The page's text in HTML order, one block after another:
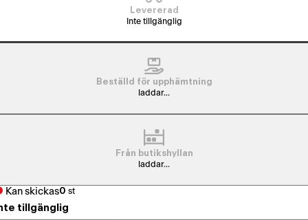
Levererad
Inte tillgänglig
Beställd för upphämtning
laddar...
Från butikshyllan
laddar...
Kan skickas0 st
tillgänglig